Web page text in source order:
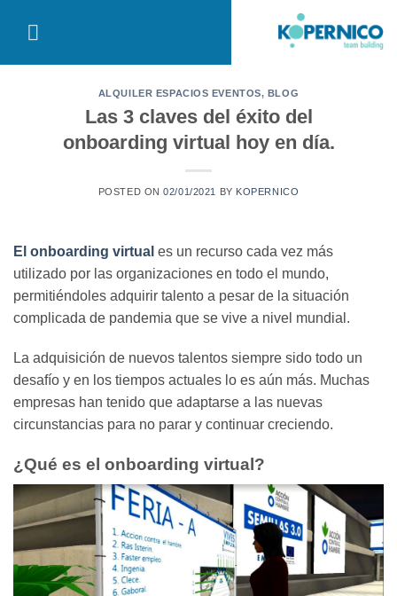
ALQUILER ESPACIOS EVENTOS, BLOG
Las 3 claves del éxito del
onboarding virtual hoy en día.
POSTED ON02/01/2021 BY KOPERNICO
El onboarding virtual es un recurso cada vez más
utilizado por las organizaciones en todo el mundo,
permitiéndoles adquirir talento a pesar de la situación
complicada de pandemia que se vive a nivel mundial.
La adquisición de nuevos talentos siempre sido todo un
desafío y en los tiempos actuales lo es aún más. Muchas
empresas han tenido que adaptarse a las nuevas
circunstancias para no parar y continuar creciendo.
¿Qué es el onboarding virtual?